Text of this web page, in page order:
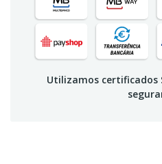
Utilizamos certificados